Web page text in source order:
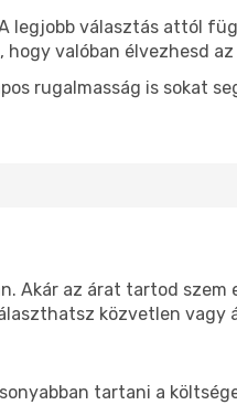
legjobb választás attól
hogy valóban élvezhesd
rugalmasság is sokat
Akár az árat tartod szem
közvetlen vagy
tartani a